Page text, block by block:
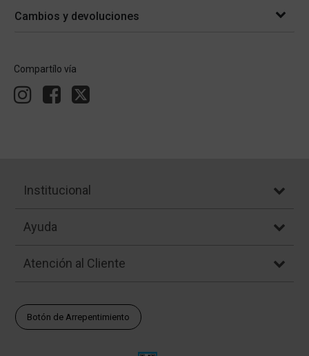
Cambios y devoluciones
Compartílo vía
Institucional
Ayuda
Atención al Cliente
Botón de Arrepentimiento